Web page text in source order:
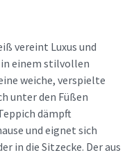
vereint Luxus und
einem stilvollen
weiche, verspielte
unter den Füßen
dämpft
und eignet sich
in die Sitzecke. Der aus